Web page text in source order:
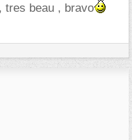
tres beau , bravo